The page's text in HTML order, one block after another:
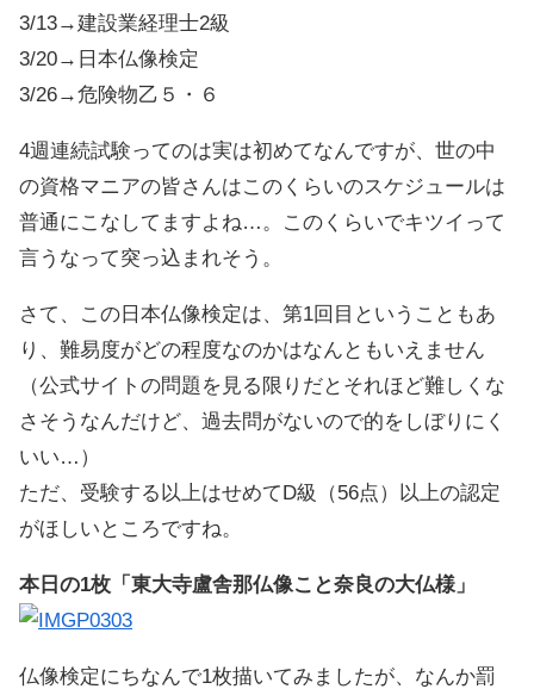
3/13→建設業経理士2級
3/20→日本仏像検定
3/26→危険物乙５・６
4週連続試験ってのは実は初めてなんですが、世の中
の資格マニアの皆さんはこのくらいのスケジュールは
普通にこなしてますよね…。このくらいでキツイって
言うなって突っ込まれそう。
さて、この日本仏像検定は、第1回目ということもあ
り、難易度がどの程度なのかはなんともいえません
（公式サイトの問題を見る限りだとそれほど難しくな
さそうなんだけど、過去問がないので的をしぼりにく
いい…）
ただ、受験する以上はせめてD級（56点）以上の認定
がほしいところですね。
本日の1枚「東大寺盧舎那仏像こと奈良の大仏様」
仏像検定にちなんで1枚描いてみましたが、なんか罰